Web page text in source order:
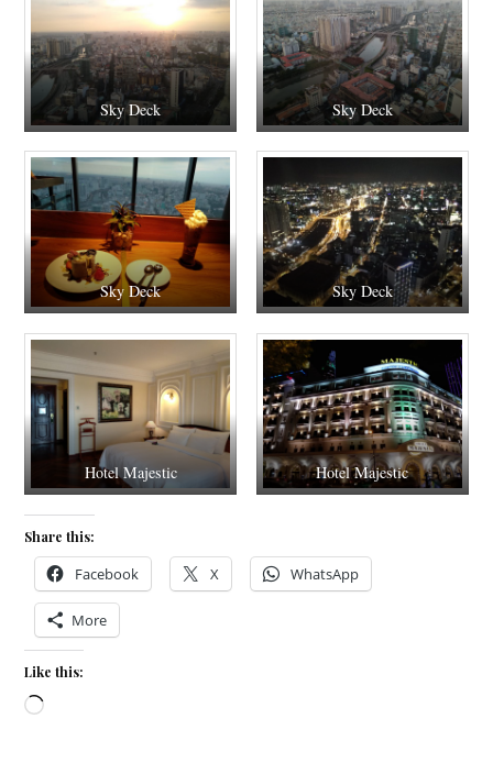
Sky Deck Sky Deck
Sky Deck Sky Deck
Hotel Majestic Hotel Majestic
Share this:
Facebook X WhatsApp
More
Like this:
Loading…